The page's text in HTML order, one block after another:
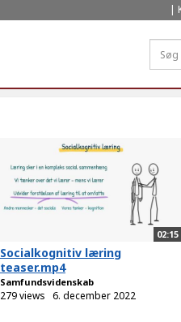
02:15
Socialkognitiv læring
teaser.mp4
Samfundsvidenskab
279 views 6. december 2022